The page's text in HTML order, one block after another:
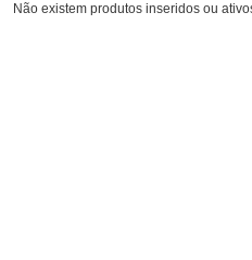
Não existem produtos inseridos ou